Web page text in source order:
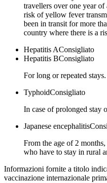
travellers over one year
risk of yellow fever
been in transit for more
country where there is a
Hepatitis AConsigliato
Hepatitis BConsigliato
For long or repeated stays.
TyphoidConsigliato
In case of prolonged stay
Japanese encephalitis
From the age of 2
who have to stay in rural
Informazioni fornite a titolo
vaccinazione internazionale